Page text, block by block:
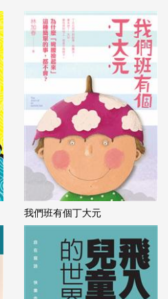
我們班有個丁大元